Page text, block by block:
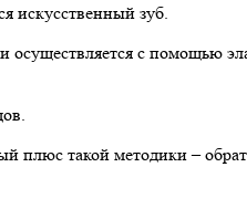
искусственный зуб.
с помощью
такой методики –